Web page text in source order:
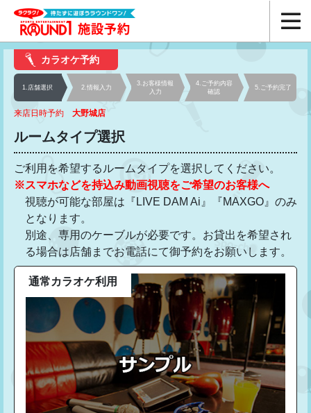
カラオケ予約
1.店舗選択 2.情報入力
3.お客様情報
入力
4.ご予約内容
確認
5.ご予約完了
ルームタイプ選択
来店日時予約 大野城店
ご利用を希望するルームタイプを選択してください。
※スマホなどを持込み動画視聴をご希望のお客様へ
視聴が可能な部屋は『LIVE DAM Ai』『MAXGO』のみ
となります。
別途、専用のケーブルが必要です。お貸出を希望され
る場合は店舗までお電話にて御予約をお願いします。
通常カラオケ利用